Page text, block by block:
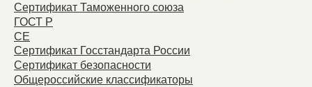
Сертификат Таможенного союза
ГОСТ Р
СЕ
Сертификат Госстандарта России
Сертификат безопасности
Общероссийские классификаторы